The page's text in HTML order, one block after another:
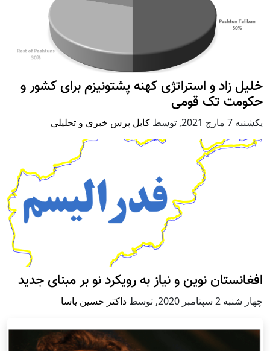
خلیل زاد و استراتژی کهنه پشتونیزم برای کشور و
حکومت تک قومی
يكشنبه 7 مارچ 2021 , توسط کابل پرس خبری و تحلیلی
افغانستان نوین و نیاز به رویکرد نو بر مبنای جدید
چهار شنبه 2 سپتامبر 2020 , توسط داکتر حسین یاسا